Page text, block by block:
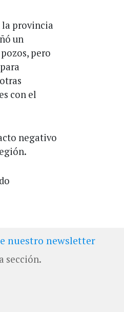
la provincia
un
pero
con el
negativo
nuestro newsletter
sección.